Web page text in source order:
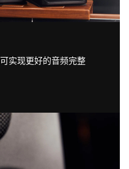
实现更好的音频完整